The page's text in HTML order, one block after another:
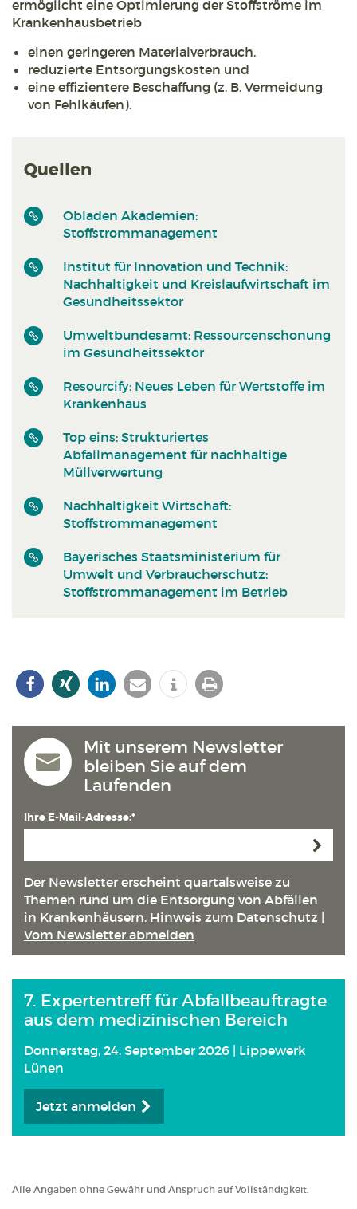
ermöglicht eine Optimierung der Stoffströme im
Krankenhausbetrieb
einen geringeren Materialverbrauch,
reduzierte Entsorgungskosten und
eine effizientere Beschaffung (z. B. Vermeidung
von Fehlkäufen).
Quellen
Obladen Akademien:
Stoffstrommanagement
Institut für Innovation und Technik:
Nachhaltigkeit und Kreislaufwirtschaft im
Gesundheitssektor
Umweltbundesamt: Ressourcenschonung
im Gesundheitssektor
Resourcify: Neues Leben für Wertstoffe im
Krankenhaus
Top eins: Strukturiertes
Abfallmanagement für nachhaltige
Müllverwertung
Nachhaltigkeit Wirtschaft:
Stoffstrommanagement
Bayerisches Staatsministerium für
Umwelt und Verbraucherschutz:
Stoffstrommanagement im Betrieb
Mit unserem Newsletter
bleiben Sie auf dem
Laufenden
Ihre E-Mail-Adresse:*
Der Newsletter erscheint quartals­weise zu
Themen rund um die Entsorgung von Abfällen
in Kranken­häusern. Hinweis zum Datenschutz
Vom Newsletter abmelden
7. Expertentreff für Abfallbeauftragte
aus dem medizinischen Bereich
Donnerstag, 24. September 2026 | Lippewerk
Lünen
Jetzt anmelden
Alle Angaben ohne Gewähr und Anspruch auf Vollständigkeit.